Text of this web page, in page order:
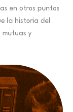
en otros puntos
la historia del
mutuas y